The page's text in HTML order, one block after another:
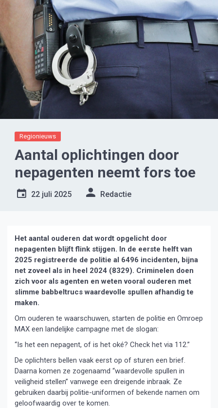
Regionieuws
Aantal oplichtingen door
nepagenten neemt fors toe
22 juli 2025 Redactie
Het aantal ouderen dat wordt opgelicht door
nepagenten blijft flink stijgen. In de eerste helft van
2025 registreerde de politie al 6496 incidenten, bijna
net zoveel als in heel 2024 (8329). Criminelen doen
zich voor als agenten en weten vooral ouderen met
slimme babbeltrucs waardevolle spullen afhandig te
maken.
Om ouderen te waarschuwen, starten de politie en Omroep
MAX een landelijke campagne met de slogan:
“Is het een nepagent, of is het oké? Check het via 112.”
De oplichters bellen vaak eerst op of sturen een brief.
Daarna komen ze zogenaamd “waardevolle spullen in
veiligheid stellen” vanwege een dreigende inbraak. Ze
gebruiken daarbij politie-uniformen of bekende namen om
geloofwaardig over te komen.